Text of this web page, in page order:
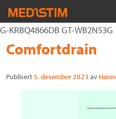
G-KRBQ4866DB GT-WB2N53G
Hjerte-Kar
Nevrokirurgi
Uro/Gyn
Gå
innholdet
Forstørre
Comfortdrain
Publisert5. desember 2023 av